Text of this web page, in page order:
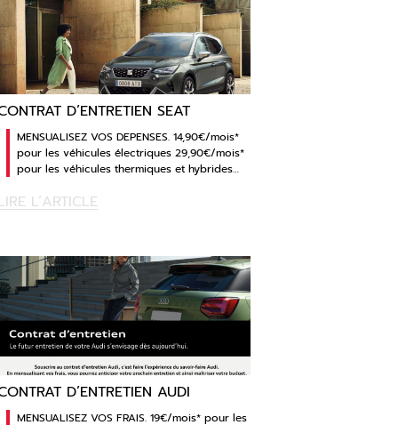
D’ENTRETIEN SEAT
MENSUALISEZ VOS DEPENSES. 14,90€/mois*
pour les véhicules électriques 29,90€/mois*
pour les véhicules thermiques et hybrides…
L’ARTICLE
D’ENTRETIEN AUDI
MENSUALISEZ VOS FRAIS. 19€/mois* pour les